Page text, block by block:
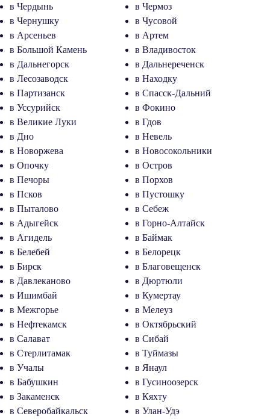
в Чердынь
в Чермоз
в Чернушку
в Чусовой
в Арсеньев
в Артем
в Большой Камень
в Владивосток
в Дальнегорск
в Дальнереченск
в Лесозаводск
в Находку
в Партизанск
в Спасск-Дальний
в Уссурийск
в Фокино
в Великие Луки
в Гдов
в Дно
в Невель
в Новоржева
в Новосокольники
в Опочку
в Остров
в Печоры
в Порхов
в Псков
в Пустошку
в Пыталово
в Себеж
в Адыгейск
в Горно-Алтайск
в Агидель
в Баймак
в Белебей
в Белорецк
в Бирск
в Благовещенск
в Давлеканово
в Дюртюли
в Ишимбай
в Кумертау
в Межгорье
в Мелеуз
в Нефтекамск
в Октябрьский
в Салават
в Сибай
в Стерлитамак
в Туймазы
в Учалы
в Янаул
в Бабушкин
в Гусиноозерск
в Закаменск
в Кяхту
в Северобайкальск
в Улан-Удэ